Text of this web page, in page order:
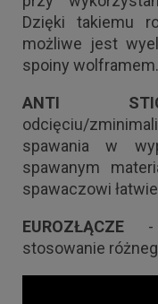
Dzięki takiemu
możliwe jest
spoiny wolframem.
ANTI
odcięciu/
spawania w
spawanym
spawaczowi
EUROZŁĄCZE
stosowanie